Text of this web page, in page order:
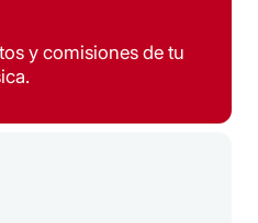
y comisiones de tu